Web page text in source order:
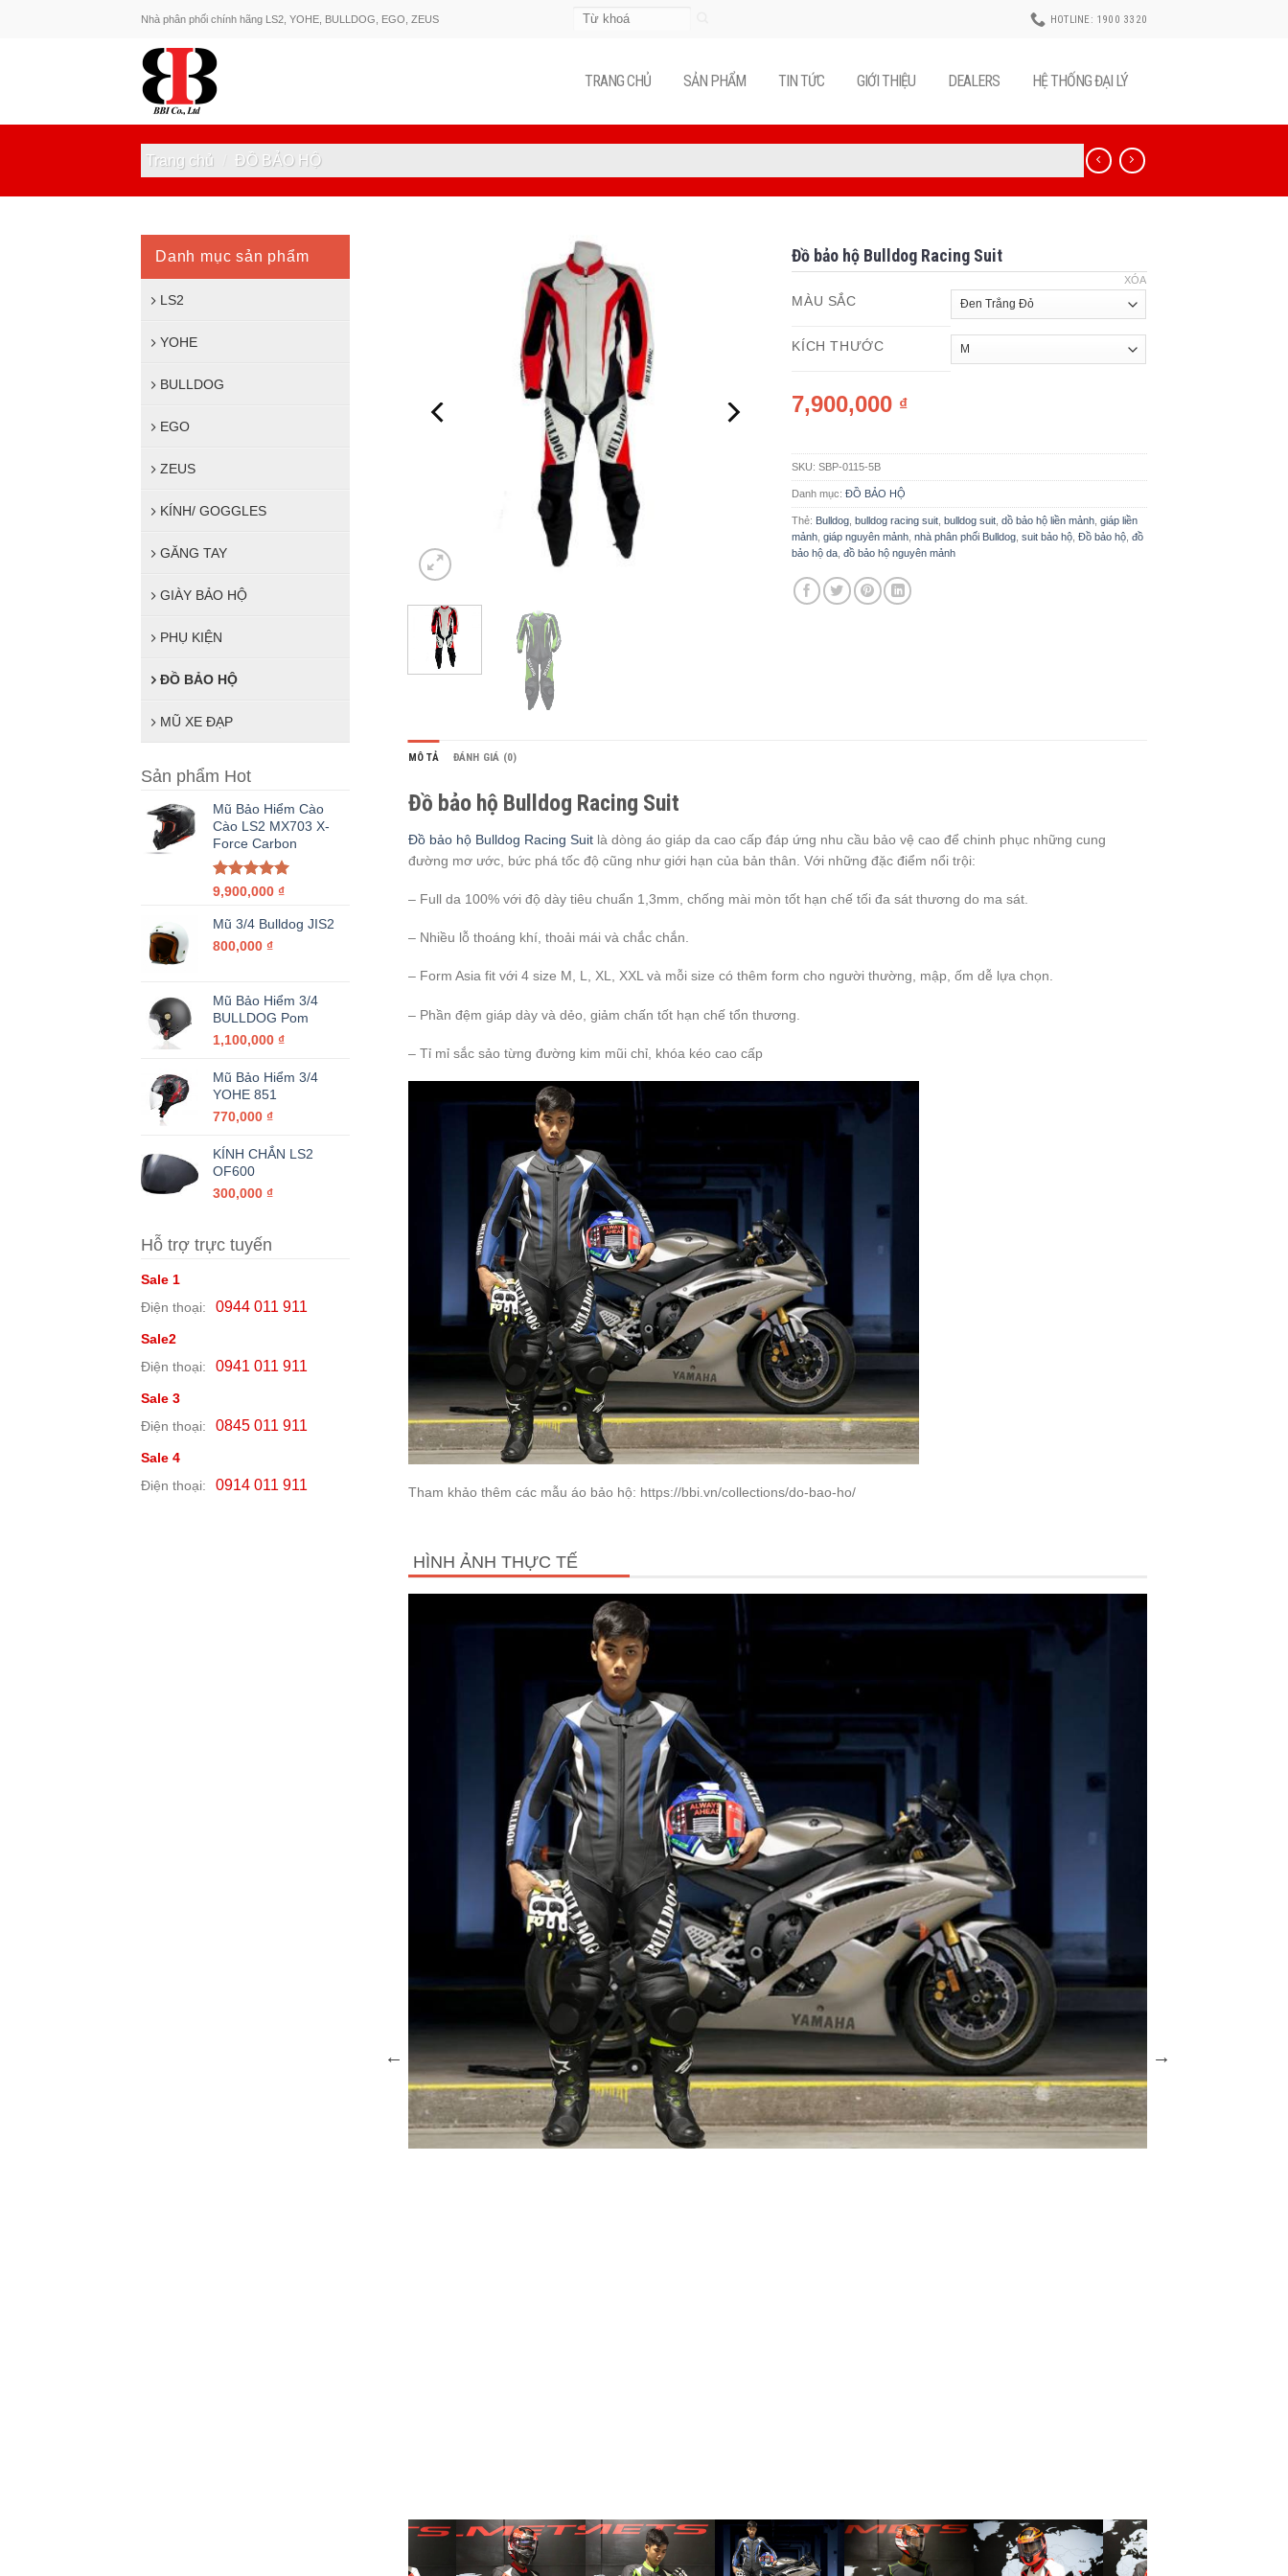
Nhà phân phối chính hãng LS2, YOHE, BULLDOG, EGO, ZEUS
Tìm
HOTLINE: 1900 3320
TRANG CHỦ SẢN PHẨM TIN TỨC GIỚI THIỆU DEALERS HỆ THỐNG ĐẠI LÝ
Trang chủ ĐỒ BẢO HỘ
Danh mục sản phẩm
LS2
YOHE
BULLDOG
EGO
ZEUS
KÍNH/ GOGGLES
GĂNG TAY
GIÀY BẢO HỘ
PHỤ KIỆN
ĐỒ BẢO HỘ
MŨ XE ĐẠP
Sản phẩm Hot
Mũ Bảo Hiểm Cào
Cào LS2 MX703 X-
Force Carbon
Được xếp
5 sao
9,900,000 ₫
Mũ 3/4 Bulldog JIS2
800,000 ₫
Mũ Bảo Hiểm 3/4
BULLDOG Pom
1,100,000 ₫
Mũ Bảo Hiểm 3/4
YOHE 851
770,000 ₫
KÍNH CHẮN LS2
OF600
300,000 ₫
Hỗ trợ trực tuyến
Sale 1
Điện thoại:
0944 011 911
Sale2
Điện thoại:
0941 011 911
Sale 3
Điện thoại:
0845 011 911
Sale 4
Điện thoại:
0914 011 911
Đồ bảo hộ Bulldog Racing Suit
MÀU SẮC
KÍCH THƯỚC
XÓA
7,900,000 ₫
SKU:SBP-0115-5B
Danh mục:ĐỒ BẢO HỘ
Thẻ: Bulldog ,bulldog racing suit ,bulldog suit ,dồ bảo hộ liền mảnh ,giáp liền
mảnh ,giáp nguyên mảnh ,nhà phân phối Bulldog ,suit bảo hộ ,Đồ bảo hộ ,đồ
bảo hộ da ,đồ bảo hộ nguyên mảnh
MÔ TẢ ĐÁNH GIÁ (0)
Đồ bảo hộ Bulldog Racing Suit
Đồ bảo hộ Bulldog Racing Suitlà dòng áo giáp da cao cấp đáp ứng nhu cầu bảo vệ cao để chinh phục những cung
đường mơ ước, bức phá tốc độ cũng như giới hạn của bản thân. Với những đặc điểm nổi trội:
– Full da 100% với độ dày tiêu chuẩn 1,3mm, chống mài mòn tốt hạn chế tối đa sát thương do ma sát.
– Nhiều lỗ thoáng khí, thoải mái và chắc chắn.
– Form Asia fit với 4 size M, L, XL, XXL và mỗi size có thêm form cho người thường, mập, ốm dễ lựa chọn.
– Phần đệm giáp dày và dẻo, giảm chấn tốt hạn chế tổn thương.
– Tỉ mỉ sắc sảo từng đường kim mũi chỉ, khóa kéo cao cấp
Tham khảo thêm các mẫu áo bảo hộ: https://bbi.vn/collections/do-bao-ho/
HÌNH ẢNH THỰC TẾ